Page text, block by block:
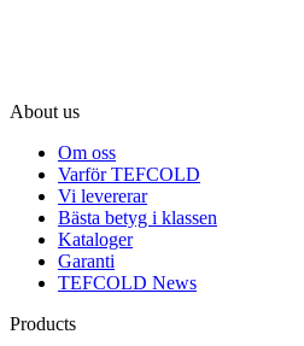
About us
Om oss
Varför TEFCOLD
Vi levererar
Bästa betyg i klassen
Kataloger
Garanti
TEFCOLD News
Products